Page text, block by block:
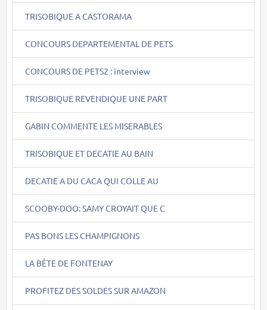
TRISOBIQUE A CASTORAMA
CONCOURS DEPARTEMENTAL DE PETS
CONCOURS DE PETS2 : interview
TRISOBIQUE REVENDIQUE UNE PART
GABIN COMMENTE LES MISERABLES
TRISOBIQUE ET DECATIE AU BAIN
DECATIE A DU CACA QUI COLLE AU
SCOOBY-DOO: SAMY CROYAIT QUE C
PAS BONS LES CHAMPIGNONS
LA BÊTE DE FONTENAY
PROFITEZ DES SOLDES SUR AMAZON